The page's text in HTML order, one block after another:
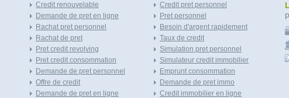
Credit renouvelable
Demande de pret en ligne
Rachat pret personnel
Rachat de pret
Pret credit revolving
Pret credit consommation
Demande de pret personnel
Offre de credit
Demande de pret en ligne
Credit pret personnel
Pret personnel
Besoin d'argent rapidement
Taux de credit
Simulation pret personnel
Simulateur credit immobilier
Emprunt consommation
Demande de pret immo
Credit immobilier en ligne